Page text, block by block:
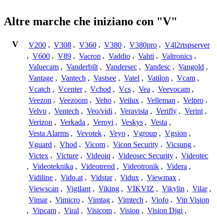
Altre marche che iniziano con "V"
V V200 , V308 , V360 , V380 , V380pro , V4l2rtspserver
, V600 , V89 , Vacron , Vaddio , Vahti , Valtronics ,
Valuecam , Vanderbilt , Vandersec , Vandesc , Vangold ,
Vantage , Vantech , Vastsee , Vatel , Vatilon , Vcam ,
Vcatch , Vcenter , Vchod , Vcs , Vea , Veevocam ,
Veezon , Veezoom , Veho , Veilux , Velleman , Velpro ,
Velvu , Ventech , Veo/vidi , Veravista , Verifly , Verint ,
Verizon , Verkada , Veroyi , Veskys , Vesta ,
Vesta Alarms , Vevotek , Veyo , Vgroup , Vgsion ,
Vguard , Vhod , Vicom , Vicon Security , Vicsung ,
Victex , Victure , Videoiq , Videosec Security , Videotec
, Videoteknika , Videotrend , Videotronik , Videra ,
Vidiline , Vido.at , Vidstar , Vidux , Viewmax ,
Viewscan , Vigilant , Viking , VIKVIZ , Vikylin , Vilar ,
Vimar , Vimicro , Vimtag , Vimtech , Viofo , Vip Vision
, Vipcam , Viral , Visicom , Vision , Vision Digi ,